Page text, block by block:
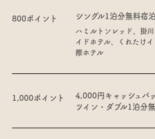
800ポイント シングル1泊分無料宿泊
ハミルトンレッド、掛
イドホテル、くれたけ
際ホテル
1,000ポイント
4,000円キャッシュバ
ツイン・ダブル1泊分